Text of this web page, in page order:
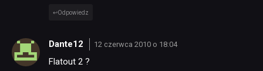
Odpowiedz
Dante12 12 czerwca 2010 o 18:04
Flatout 2 ?